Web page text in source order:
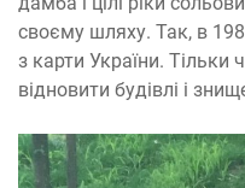
своєму шляху. Так, в
з карти України. Тільки
відновити будівлі і